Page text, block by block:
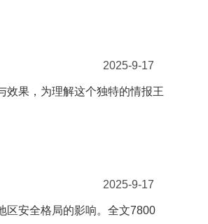
2025-9-17
效果，为理解这个独特的情报王
2025-9-17
区安全格局的影响。全文7800